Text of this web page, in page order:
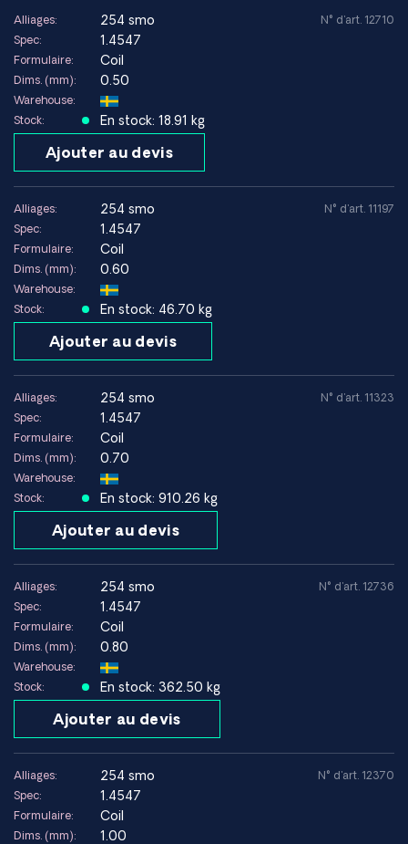
l'industrie des procédés chimiques.
Type :Acier inoxydable super-austénitique
Alliage :Fe-Cr-Ni-Mo-N (254 SMO)
Structure :
Austénitique
Désignations :254 SMO, UNS S31254, Werkstoffnr 1.4547
Normes :ASTM A240, ASTM A276, ASTM A312, EN 10088
Avantages
Résistance exceptionnelle à la corrosion par piqûres et à la
corrosion caverneuse
Très bonne résistance à l’eau de mer et aux environnements
chlorés
Haute résistance mécanique par rapport à l’acier 316L
Bonne soudabilité
Convient aux hautes pressions et Procédés chimiques
agressifs
Limitations
Coût des matériaux supérieur à celui des aciers
austénitiques standard
Peut nécessiter une procédure de soudage contrôlée pour
des performances optimales
Non conçu pour des températures très élevées, supérieures
à la limite de conception
Applications typiques
Offshore et Environnement marin
Tuyauteries, échangeurs de chaleur et composants en milieu
marin.
Dessalement
Tuyauteries et systèmes haute pression dans les usines de
dessalement.
Industrie chimique
Réacteurs, réservoirs et échangeurs de chaleur en milieu
chloré.
Équipements de traitement des gaz de combustion et de
procédés soumis à des exigences élevées en matière de
corrosion.
Alliages: 254 smo
Spec: 1.4547
Formulaire: Coil
Dims. (mm): 0.50
Warehouse:
Stock:
En stock: 18.91 kg
Ajouter au devis
N° d'art. 12710
Alliages: 254 smo
Spec: 1.4547
Formulaire: Coil
Dims. (mm): 0.60
Warehouse:
Stock:
En stock: 46.70 kg
Ajouter au devis
N° d'art. 11197
Alliages: 254 smo
Spec: 1.4547
Formulaire: Coil
Dims. (mm): 0.70
Warehouse:
Stock:
En stock: 910.26 kg
Ajouter au devis
N° d'art. 11323
Alliages: 254 smo
Spec: 1.4547
Formulaire: Coil
Dims. (mm): 0.80
Warehouse:
Stock:
En stock: 362.50 kg
Ajouter au devis
N° d'art. 12736
Alliages: 254 smo
Spec: 1.4547
Formulaire: Coil
Dims. (mm): 1.00
N° d'art. 12370